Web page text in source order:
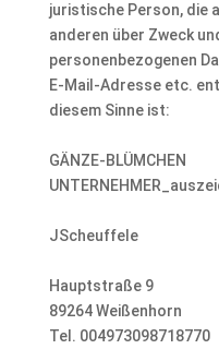
juristische Person, die
anderen über Zweck
personenbezogenen
E-Mail-Adresse etc.
diesem Sinne ist:
GÄNZE-BLÜMCHEN
JScheuffele
Hauptstraße 9
89264 Weißenhorn
Tel. 004973098718770